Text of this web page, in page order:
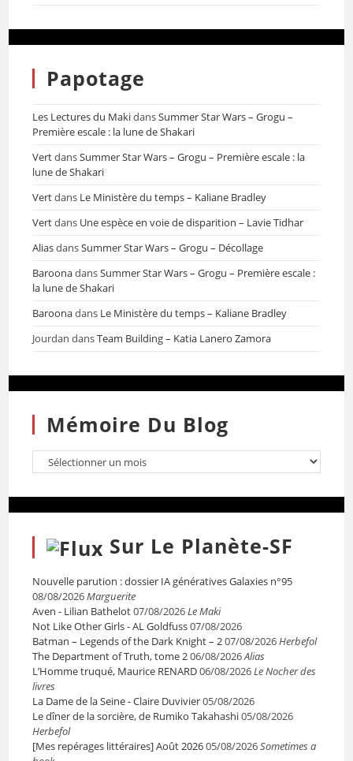
Papotage
Les Lectures du MakidansSummer Star Wars – Grogu –
Première escale : la lune de Shakari
VertdansSummer Star Wars – Grogu – Première escale : la
lune de Shakari
Vertdans Le Ministère du temps – Kaliane Bradley
Vertdans Une espèce en voie de disparition – Lavie Tidhar
AliasdansSummer Star Wars – Grogu – Décollage
BaroonadansSummer Star Wars – Grogu – Première escale :
la lune de Shakari
Baroonadans Le Ministère du temps – Kaliane Bradley
Jourdan dansTeam Building – Katia Lanero Zamora
Mémoire Du Blog
Sur Le Planète-SF
Nouvelle parution : dossier IA génératives Galaxies n°95
08/08/2026Marguerite
Aven - Lilian Bathelot07/08/2026Le Maki
Not Like Other Girls - AL Goldfuss07/08/2026
Batman – Legends of the Dark Knight – 207/08/2026Herbefol
The Department of Truth, tome 206/08/2026Alias
L’Homme truqué, Maurice RENARD06/08/2026Le Nocher des
livres
La Dame de la Seine - Claire Duvivier05/08/2026
Le dîner de la sorcière, de Rumiko Takahashi05/08/2026
Herbefol
[Mes repérages littéraires] Août 202605/08/2026Sometimes a